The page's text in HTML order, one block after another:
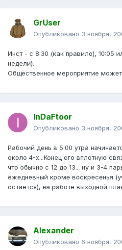
GrUser
Опубликовано 3 ноября,
Инст - с 8:30 (как правило), 10:05
недели).
Общественное мероприятие может
InDaFtoor
Опубликовано 3 ноября,
Рабочий день в 5:00 утра
около 4-х...Конец его вплотную
что обычно с 12 до 13... ну и 3-4
ежедневный кроме воскресенья
остается), на работе выходной
Alexander
Опубликовано 6 ноября,